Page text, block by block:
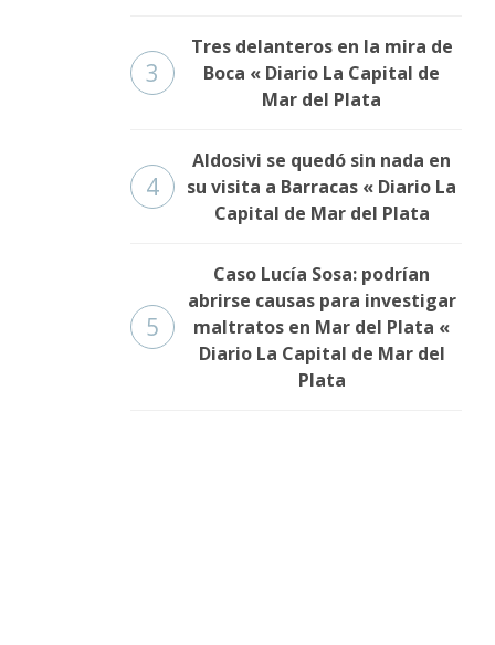
3
Tres delanteros en la mira de
Boca « Diario La Capital de
Mar del Plata
4
Aldosivi se quedó sin nada en
su visita a Barracas « Diario La
Capital de Mar del Plata
5
Caso Lucía Sosa: podrían
abrirse causas para investigar
maltratos en Mar del Plata «
Diario La Capital de Mar del
Plata